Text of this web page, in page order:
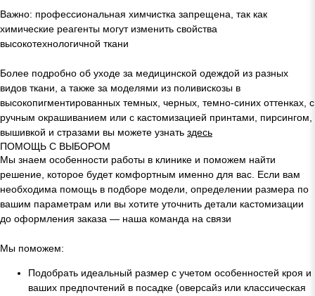
Важно: профессиональная химчистка запрещена, так как
химические реагенты могут изменить свойства
высокотехнологичной ткани
Более подробно об уходе за медицинской одеждой из разных
видов ткани, а также за моделями из поливискозы в
высокопигментированных темных, черных, темно-синих оттенках, с
ручным окрашиванием или с кастомизацией принтами, пирсингом,
вышивкой и стразами вы можете узнать здесь
ПОМОЩЬ С ВЫБОРОМ
Мы знаем особенности работы в клинике и поможем найти
решение, которое будет комфортным именно для вас. Если вам
необходима помощь в подборе модели, определении размера по
вашим параметрам или вы хотите уточнить детали кастомизации
до оформления заказа — наша команда на связи
Мы поможем:
Подобрать идеальный размер с учетом особенностей кроя и
ваших предпочтений в посадке (оверсайз или классическая